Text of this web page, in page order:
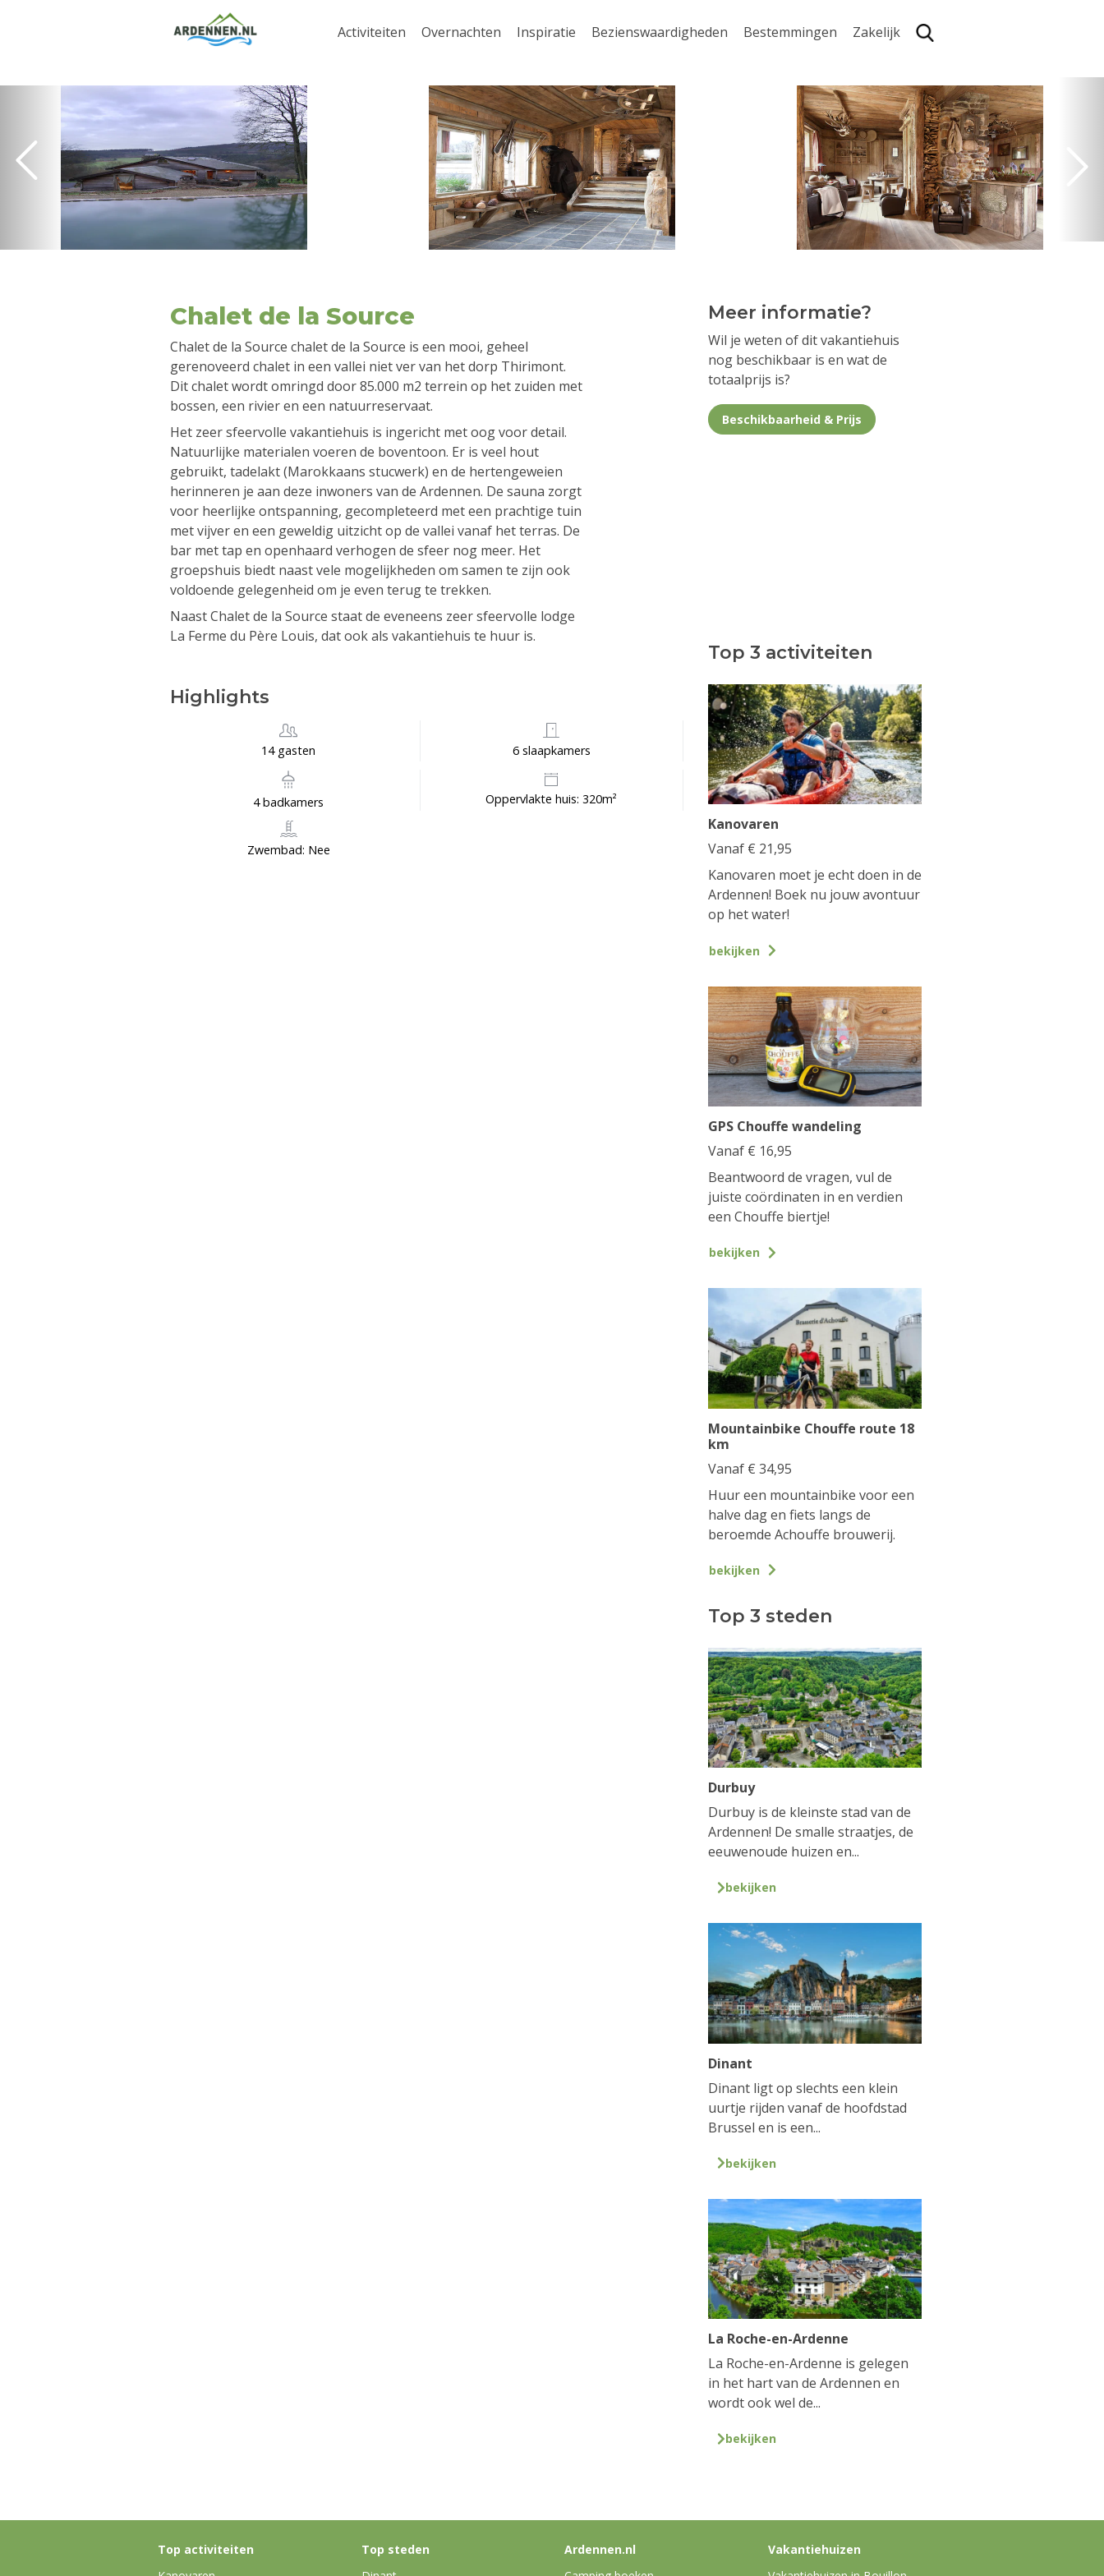
Activiteiten Overnachten Inspiratie Bezienswaardigheden Bestemmingen Zakelijk
Chalet de la Source
Chalet de la Source chalet de la Source is een mooi, geheel
gerenoveerd chalet in een vallei niet ver van het dorp Thirimont.
Dit chalet wordt omringd door 85.000 m2 terrein op het zuiden met
bossen, een rivier en een natuurreservaat.
Het zeer sfeervolle vakantiehuis is ingericht met oog voor detail.
Natuurlijke materialen voeren de boventoon. Er is veel hout
gebruikt, tadelakt (Marokkaans stucwerk) en de hertengeweien
herinneren je aan deze inwoners van de Ardennen. De sauna zorgt
voor heerlijke ontspanning, gecompleteerd met een prachtige tuin
met vijver en een geweldig uitzicht op de vallei vanaf het terras. De
bar met tap en openhaard verhogen de sfeer nog meer. Het
groepshuis biedt naast vele mogelijkheden om samen te zijn ook
voldoende gelegenheid om je even terug te trekken.
Naast Chalet de la Source staat de eveneens zeer sfeervolle lodge
La Ferme du Père Louis, dat ook als vakantiehuis te huur is.
Highlights
14 gasten 6 slaapkamers
4 badkamers Oppervlakte huis: 320m²
Zwembad: Nee
Meer informatie?
Wil je weten of dit vakantiehuis
nog beschikbaar is en wat de
totaalprijs is?
Beschikbaarheid & Prijs
Top 3 activiteiten
Kanovaren
Vanaf € 21,95
Kanovaren moet je echt doen in de
Ardennen! Boek nu jouw avontuur
op het water!
bekijken
GPS Chouffe wandeling
Vanaf € 16,95
Beantwoord de vragen, vul de
juiste coördinaten in en verdien
een Chouffe biertje!
bekijken
Mountainbike Chouffe route 18
km
Vanaf € 34,95
Huur een mountainbike voor een
halve dag en fiets langs de
beroemde Achouffe brouwerij.
bekijken
Top 3 steden
Durbuy
Durbuy is de kleinste stad van de
Ardennen! De smalle straatjes, de
eeuwenoude huizen en...
bekijken
Dinant
Dinant ligt op slechts een klein
uurtje rijden vanaf de hoofdstad
Brussel en is een...
bekijken
La Roche-en-Ardenne
La Roche-en-Ardenne is gelegen
in het hart van de Ardennen en
wordt ook wel de...
bekijken
Top activiteiten
Top steden
Ardennen.nl
Vakantiehuizen